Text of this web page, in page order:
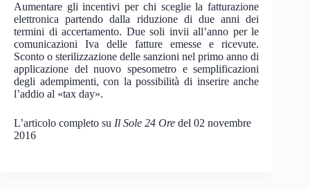
Aumentare gli incentivi per chi sceglie la fatturazione
elettronica partendo dalla riduzione di due anni dei
termini di accertamento. Due soli invii all’anno per le
comunicazioni Iva delle fatture emesse e ricevute.
Sconto o sterilizzazione delle sanzioni nel primo anno di
applicazione del nuovo spesometro e semplificazioni
degli adempimenti, con la possibilità di inserire anche
l’addio al «tax day».
L’articolo completo su Il Sole 24 Ore del 02 novembre
2016